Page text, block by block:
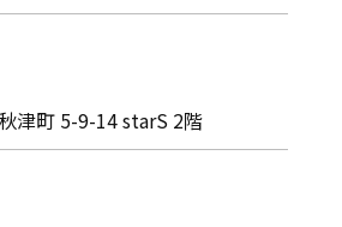
津町 5-9-14 starS 2階